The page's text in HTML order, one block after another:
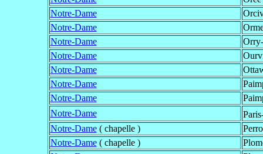
Notre-Dame
Notre-Dame
Notre-Dame
Notre-Dame
Notre-Dame
Notre-Dame
Notre-Dame
Notre-Dame
Notre-Dame( chapelle )
Notre-Dame( chapelle )